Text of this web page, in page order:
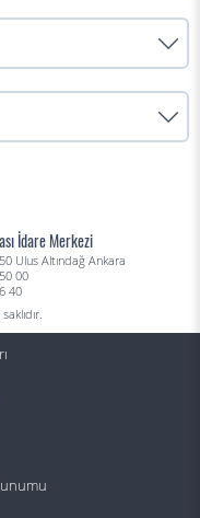
İdare Merkezi
Ulus Altındağ Ankara
00
40